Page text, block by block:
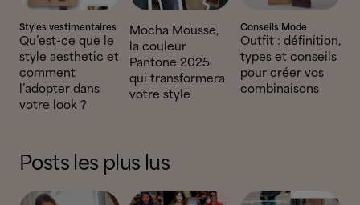
Styles vestimentaires
Qu’est-ce que le
style aesthetic et
comment
l’adopter dans
votre look ?
Mocha Mousse,
la couleur
Pantone 2025
qui transformera
votre style
Conseils Mode
Outfit : définition,
types et conseils
pour créer vos
combinaisons
Posts les plus lus